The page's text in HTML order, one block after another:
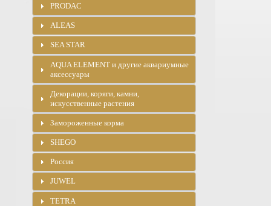
PRODAC
ALEAS
SEA STAR
AQUA ELEMENT и другие аквариумные
аксессуары
Декорации, коряги, камни,
искусственные растения
Замороженные корма
SHEGO
Россия
JUWEL
TETRA